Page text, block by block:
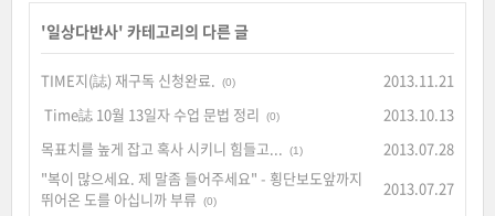
'일상다반사' 카테고리의 다른 글
TIME지(誌) 재구독 신청완료. (0)
2013.11.21
Time誌 10월 13일자 수업 문법 정리
(0)
2013.10.13
목표치를 높게 잡고 혹사 시키니 힘들고...
(1)
2013.07.28
"복이 많으세요. 제 말좀 들어주세요" - 횡단보도앞까지
뛰어온 도를 아십니까 부류
(0)
2013.07.27